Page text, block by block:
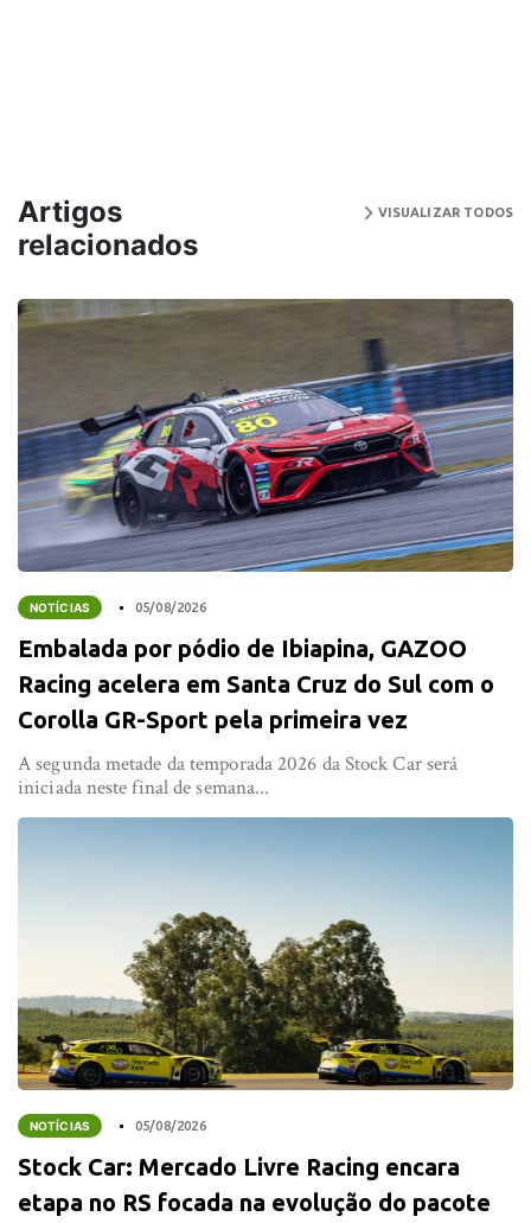
Artigos
relacionados
VISUALIZAR TODOS
NOTÍCIAS 05/08/2026
Embalada por pódio de Ibiapina, GAZOO
Racing acelera em Santa Cruz do Sul com o
Corolla GR-Sport pela primeira vez
A segunda metade da temporada 2026 da Stock Car será
iniciada neste final de semana...
NOTÍCIAS 05/08/2026
Stock Car: Mercado Livre Racing encara
etapa no RS focada na evolução do pacote